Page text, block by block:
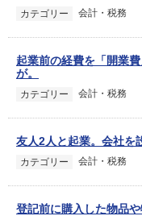
カテゴリー 会計・税務
起業前の経費を「開業
が。
カテゴリー 会計・税務
友人2人と起業。会社を
カテゴリー 会計・税務
登記前に購入した物品